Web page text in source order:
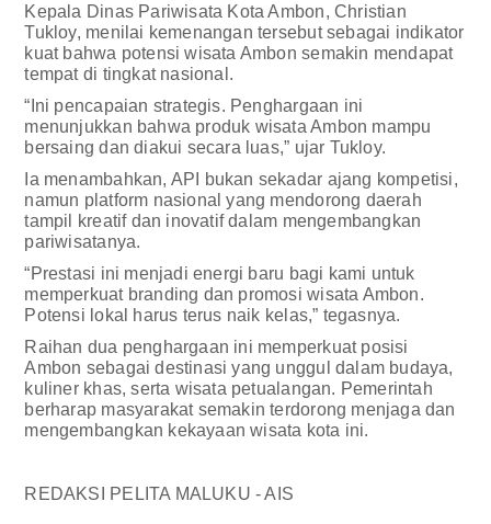
Kepala Dinas Pariwisata Kota Ambon, Christian
Tukloy, menilai kemenangan tersebut sebagai indikator
kuat bahwa potensi wisata Ambon semakin mendapat
tempat di tingkat nasional.
“Ini pencapaian strategis. Penghargaan ini
menunjukkan bahwa produk wisata Ambon mampu
bersaing dan diakui secara luas,” ujar Tukloy.
Ia menambahkan, API bukan sekadar ajang kompetisi,
namun platform nasional yang mendorong daerah
tampil kreatif dan inovatif dalam mengembangkan
pariwisatanya.
“Prestasi ini menjadi energi baru bagi kami untuk
memperkuat branding dan promosi wisata Ambon.
Potensi lokal harus terus naik kelas,” tegasnya.
Raihan dua penghargaan ini memperkuat posisi
Ambon sebagai destinasi yang unggul dalam budaya,
kuliner khas, serta wisata petualangan. Pemerintah
berharap masyarakat semakin terdorong menjaga dan
mengembangkan kekayaan wisata kota ini.
REDAKSI PELITA MALUKU - AIS